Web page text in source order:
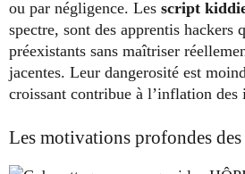
ou par négligence. Les script
spectre, sont des apprentis hackers
préexistants sans maîtriser
jacentes. Leur dangerosité est
croissant contribue à l’inflation des
Les motivations profondes des